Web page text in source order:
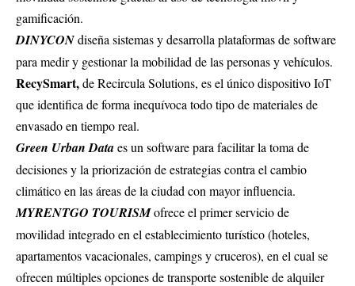
gamificación.
DINYCONdiseña sistemas y desarrolla plataformas de software
para medir y gestionar la mobilidad de las personas y vehículos.
RecySmart,de Recircula Solutions, es el único dispositivo IoT
que identifica de forma inequívoca todo tipo de materiales de
envasado en tiempo real.
Green Urban Dataes un software para facilitar la toma de
decisiones y la priorización de estrategias contra el cambio
climático en las áreas de la ciudad con mayor influencia.
MYRENTGO TOURISMofrece el primer servicio de
movilidad integrado en el establecimiento turístico (hoteles,
apartamentos vacacionales, campings y cruceros), en el cual se
ofrecen múltiples opciones de transporte sostenible de alquiler